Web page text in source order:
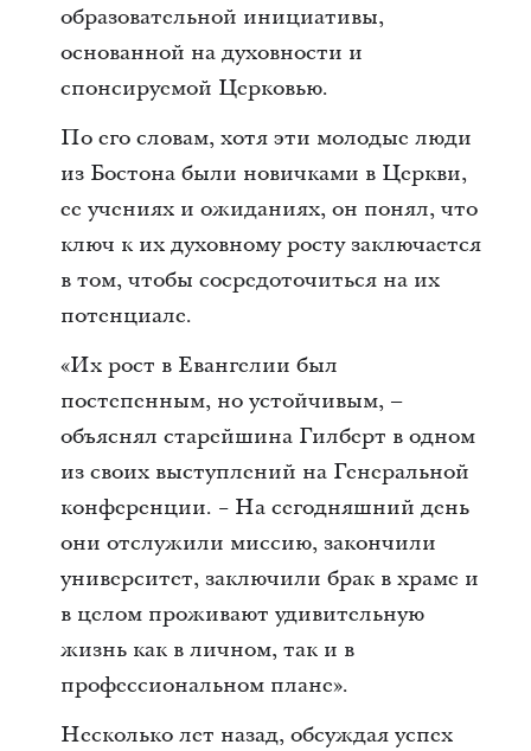
образовательной инициативы,
основанной на духовности и
спонсируемой Церковью.
По его словам, хотя эти молодые люди
из Бостона были новичками в Церкви,
ее учениях и ожиданиях, он понял, что
ключ к их духовному росту заключается
в том, чтобы сосредоточиться на их
потенциале.
«Их рост в Евангелии был
постепенным, но устойчивым, –
объяснял старейшина Гилберт в одном
из своих выступлений на Генеральной
конференции. − На сегодняшний день
они отслужили миссию, закончили
университет, заключили брак в храме и
в целом проживают удивительную
жизнь как в личном, так и в
профессиональном плане».
Несколько лет назад, обсуждая успех